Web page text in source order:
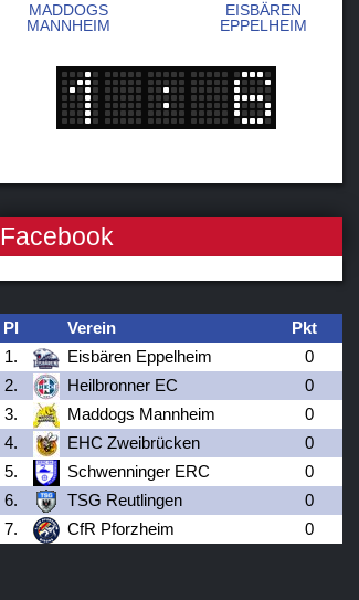
MADDOGS
MANNHEIM
EISBÄREN
EPPELHEIM
Facebook
Pl Verein
Pkt
1.
Eisbären Eppelheim
0
2.
Heilbronner EC
0
3.
Maddogs Mannheim
0
4.
EHC Zweibrücken
0
5.
Schwenninger ERC
0
6.
TSG Reutlingen
0
7.
CfR Pforzheim 0